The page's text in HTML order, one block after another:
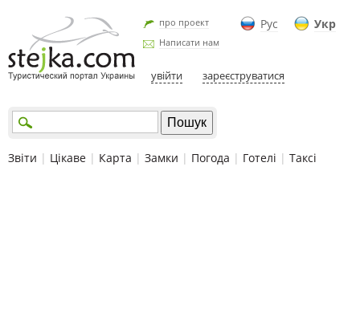
Рус Укр
про проект
Написати нам
увійти зареєструватися
Звіти | Цікаве | Карта | Замки | Погода | Готелі | Таксі